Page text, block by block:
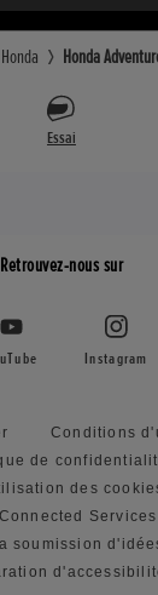
Honda
Essai
Retrouvez-nous sur
Instagram
Conditions
de
des
soumission